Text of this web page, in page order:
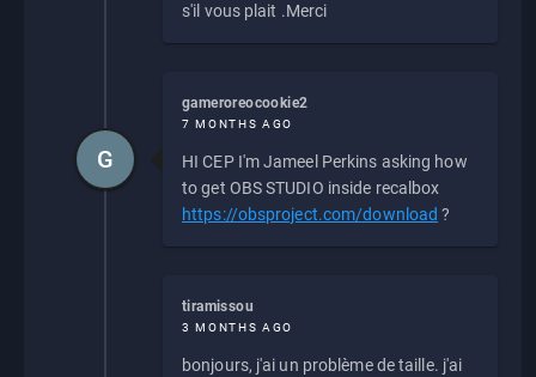
s'il vous plait .Merci
gameroreocookie2
7 MONTHS AGO
HI CEP I'm Jameel Perkins asking how
to get OBS STUDIO inside recalbox
https://obsproject.com/download ?
G
tiramissou
3 MONTHS AGO
bonjours, j'ai un problème de taille. j'ai